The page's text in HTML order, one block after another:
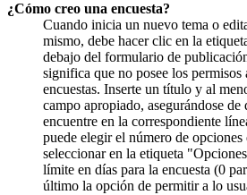
¿Cómo creo una encuesta?
Cuando inicia un nuevo tema o
mismo, debe hacer clic en la
debajo del formulario de
significa que no posee los permisos
encuestas. Inserte un título y al
campo apropiado, asegurándose de
encuentre en la correspondiente
puede elegir el número de
seleccionar en la etiqueta
límite en días para la encuesta (0
último la opción de permitir a lo